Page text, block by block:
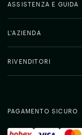
ASSISTENZA E GUIDA
L'AZIENDA
RIVENDITORI
PAGAMENTO SICURO